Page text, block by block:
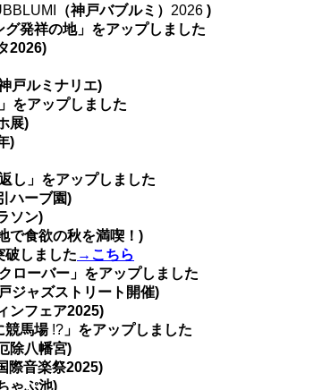
（神戸バブルミ） 2026 )
発祥の地」をアップしました
2026)
戸ルミナリエ)
をアップしました
展)
)
し」をアップしました
ハーブ園)
ソン)
で食欲の秋を満喫！)
破しました →こちら
ローバー」をアップしました
ジャズストリート開催)
ンフェア2025)
競馬場 !? 」をアップしました
除八幡宮)
際音楽祭2025)
ゃぷ池)